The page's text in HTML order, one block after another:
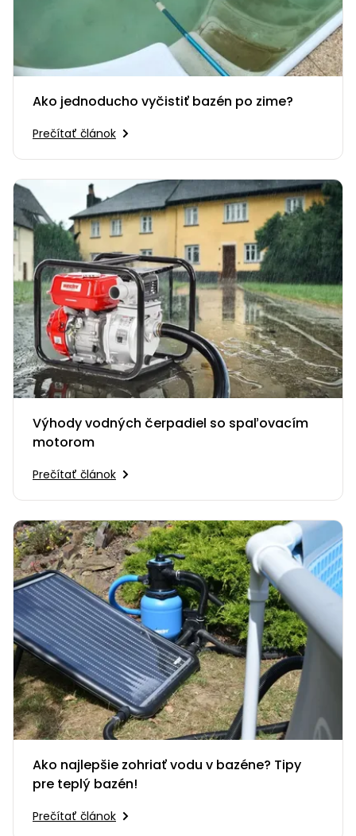
Ako jednoducho vyčistiť bazén po zime?
Prečítať článok
Výhody vodných čerpadiel so spaľovacím
motorom
Prečítať článok
Ako najlepšie zohriať vodu v bazéne? Tipy
pre teplý bazén!
Prečítať článok